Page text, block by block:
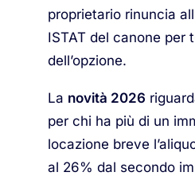
proprietario rinuncia
ISTAT del canone per
dell’opzione.
La novità 2026
per chi ha più di un
locazione breve
al 26% dal secondo